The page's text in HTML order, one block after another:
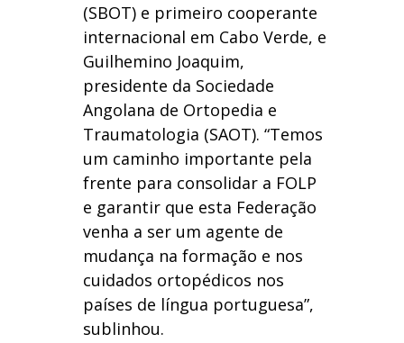
(SBOT) e primeiro cooperante
internacional em Cabo Verde, e
Guilhemino Joaquim,
presidente da Sociedade
Angolana de Ortopedia e
Traumatologia (SAOT). “Temos
um caminho importante pela
frente para consolidar a FOLP
e garantir que esta Federação
venha a ser um agente de
mudança na formação e nos
cuidados ortopédicos nos
países de língua portuguesa”,
sublinhou.